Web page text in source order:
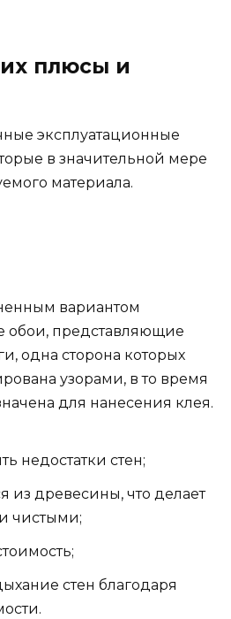
плюсы и
эксплуатационные
в значительной мере
материала.
вариантом
обои, представляющие
одна сторона которых
узорами, в то время
для нанесения клея.
недостатки стен;
из древесины, что делает
чистыми;
стен благодаря